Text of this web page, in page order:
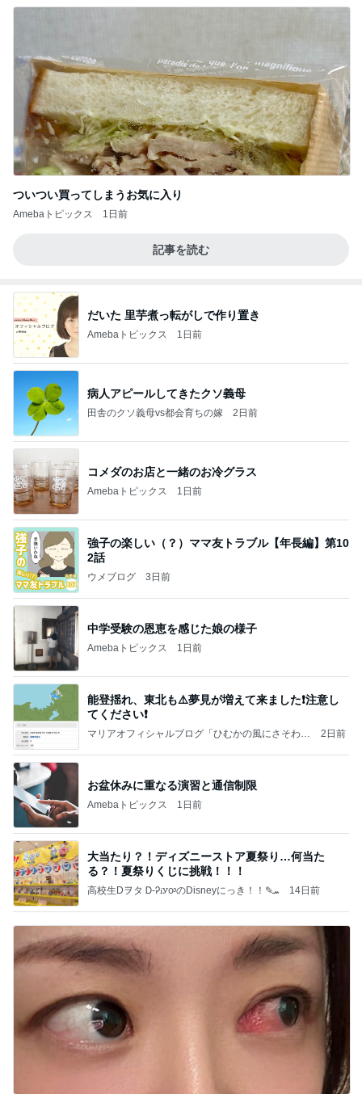
ついつい買ってしまうお気に入り
Amebaトピックス 1日前
記事を読む
だいた 里芋煮っ転がしで作り置き
Amebaトピックス 1日前
病人アピールしてきたクソ義母
田舎のクソ義母vs都会育ちの嫁 2日前
コメダのお店と一緒のお冷グラス
Amebaトピックス 1日前
強子の楽しい（？）ママ友トラブル【年長編】第10
2話
ウメブログ 3日前
中学受験の恩恵を感じた娘の様子
Amebaトピックス 1日前
能登揺れ、東北も⚠️夢見が増えて来ました❗️注意し
てください❗️
マリアオフィシャルブログ「ひむかの風にさそわれ
2日前
お盆休みに重なる演習と通信制限
Amebaトピックス 1日前
大当たり？！ディズニーストア夏祭り…何当た
る？！夏祭りくじに挑戦！！！
高校生Dヲタ Ꭰ-ᎮꭵꭹꭴのDisneyにっき！！✎ܚ 14日前